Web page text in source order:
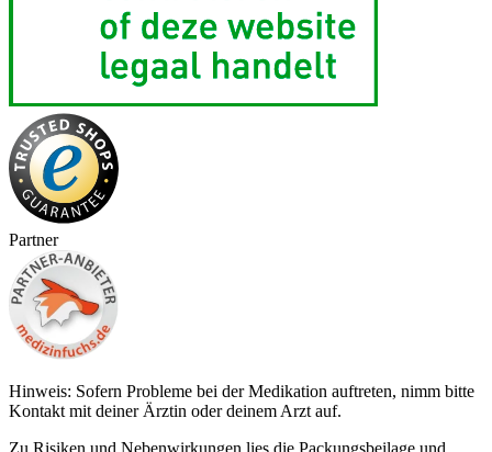
Partner
Hinweis: Sofern Probleme bei der Medikation auftreten, nimm bitte
Kontakt mit deiner Ärztin oder deinem Arzt auf.
Zu Risiken und Nebenwirkungen lies die Packungsbeilage und